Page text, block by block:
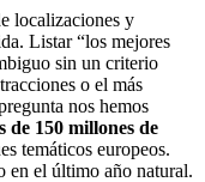
localizaciones y
Listar “los mejores
sin un criterio
o el más
nos hemos
de 150 millones de
temáticos europeos.
en el último año natural.